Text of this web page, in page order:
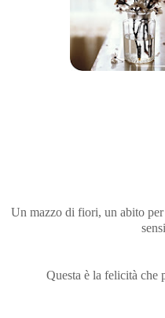
Un mazzo di fiori, un abito per
Questa è la felicità che